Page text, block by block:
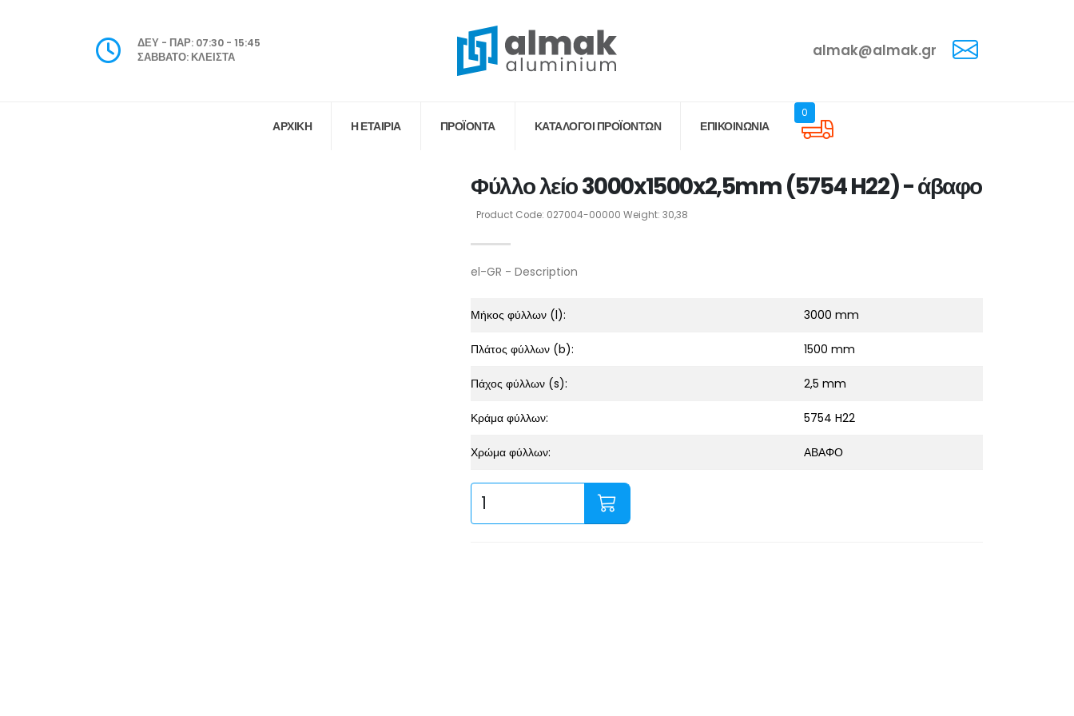
ΔΕΥ - ΠΑΡ: 07:30 - 15:45
ΣΑΒΒΑΤΟ: ΚΛΕΙΣΤΑ
almak@almak.gr
ΑΡΧΙΚΗ Η ΕΤΑΙΡΙΑ ΠΡΟΪΟΝΤΑ ΚΑΤΆΛΟΓΟΙ ΠΡΟΪΌΝΤΩΝ ΕΠΙΚΟΙΝΩΝΙΑ
0
Φύλλο λείο 3000x1500x2,5mm (5754 H22) - άβαφο
Product Code: 027004-00000 Weight: 30,38
el-GR - Description
Μήκος φύλλων (l): 3000 mm
Πλάτος φύλλων (b): 1500 mm
Πάχος φύλλων (s): 2,5 mm
Κράμα φύλλων: 5754 H22
Χρώμα φύλλων: ΑΒΑΦΟ